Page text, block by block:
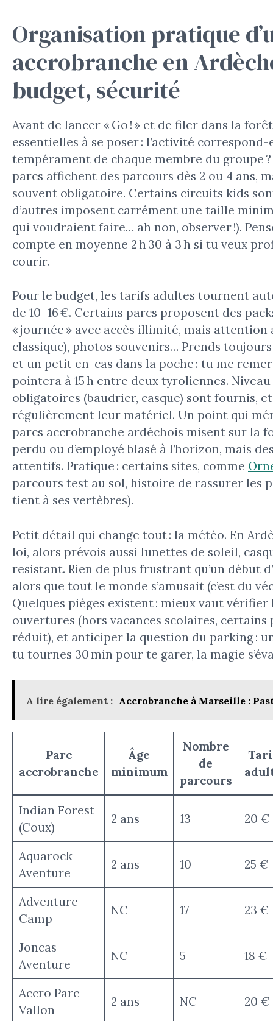
Organisation pratique
accrobranche en
budget, sécurité
Avant de lancer « Go ! » et de filer dans la
essentielles à se poser : l’activité
tempérament de chaque membre du groupe
parcs affichent des parcours dès 2 ou 4 ans,
souvent obligatoire. Certains circuits kids
d’autres imposent carrément une taille
qui voudraient faire… ah non, observer !).
compte en moyenne 2 h 30 à 3 h si tu veux
courir.
Pour le budget, les tarifs adultes tournent
de 10–16 €. Certains parcs proposent des
« journée » avec accès illimité, mais attention
classique), photos souvenirs… Prends
et un petit en-cas dans la poche : tu me
pointera à 15 h entre deux tyroliennes.
obligatoires (baudrier, casque) sont fournis,
régulièrement leur matériel. Un point qui
parcs accrobranche ardéchois misent sur la
perdu ou d’employé blasé à l’horizon, mais
attentifs. Pratique : certains sites, comme
parcours test au sol, histoire de rassurer les
tient à ses vertèbres).
Petit détail qui change tout : la météo. En
loi, alors prévois aussi lunettes de soleil,
resistant. Rien de plus frustrant qu’un début
alors que tout le monde s’amusait (c’est du
Quelques pièges existent : mieux vaut
ouvertures (hors vacances scolaires,
réduit), et anticiper la question du parking :
tu tournes 30 min pour te garer, la magie
A lire également : Accrobranche à Marseille :
Parc
accrobranche
Âge
minimum
Nombre
de
parcours
Indian Forest
(Coux)
2 ans 13 20 €
Aquarock
Aventure
2 ans 10 25 €
Adventure
Camp
NC 17 23 €
Joncas
Aventure
NC 5 18 €
Accro Parc
Vallon
2 ans NC 20 €